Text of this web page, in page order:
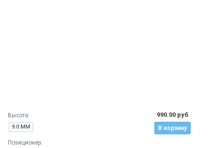
Высота:
9.0 ММ
Позиционер:
990.00 руб
В корзину